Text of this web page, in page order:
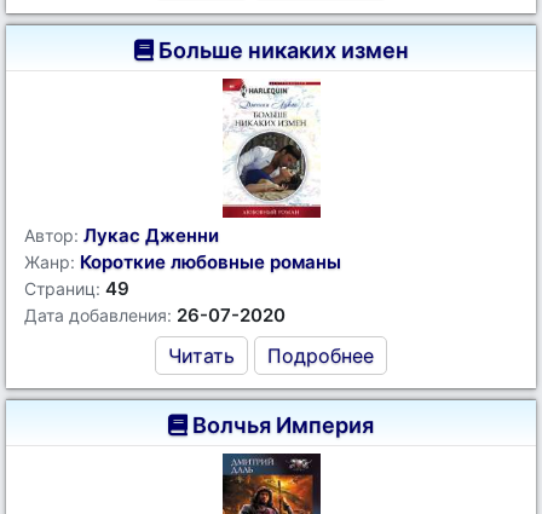
Больше никаких измен
Автор: Лукас Дженни
Жанр: Короткие любовные романы
Страниц: 49
Дата добавления: 26-07-2020
Читать Подробнее
Волчья Империя